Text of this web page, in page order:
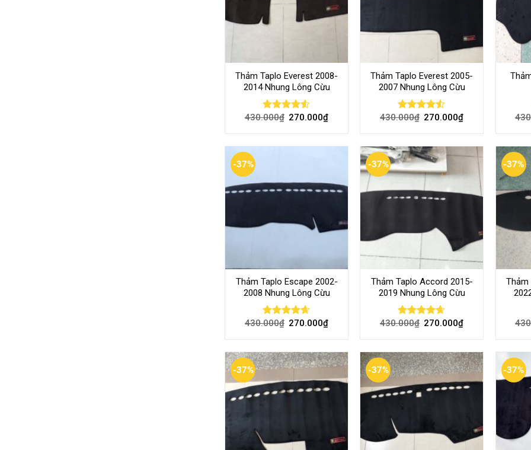
Thảm Taplo Everest 2008-
2014 Nhung Lông Cừu
Rated
430.000₫ 270.000₫
Thảm Taplo Everest 2005-
2007 Nhung Lông Cừu
Rated
430.000₫ 270.000₫
-37%
Thảm Taplo Escape 2002-
2008 Nhung Lông Cừu
Rated4.63
430.000₫ 270.000₫
-37%
Thảm Taplo Accord 2015-
2019 Nhung Lông Cừu
Rated4.60
430.000₫ 270.000₫
-37%
Thảm
-37% -37% -37%